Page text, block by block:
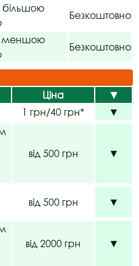
більшою
Безкоштовно
меншою
Безкоштовно
Ціна ▼
1 грн/40 грн* ▼
від 500 грн ▼
від 500 грн ▼
від 2000 грн ▼